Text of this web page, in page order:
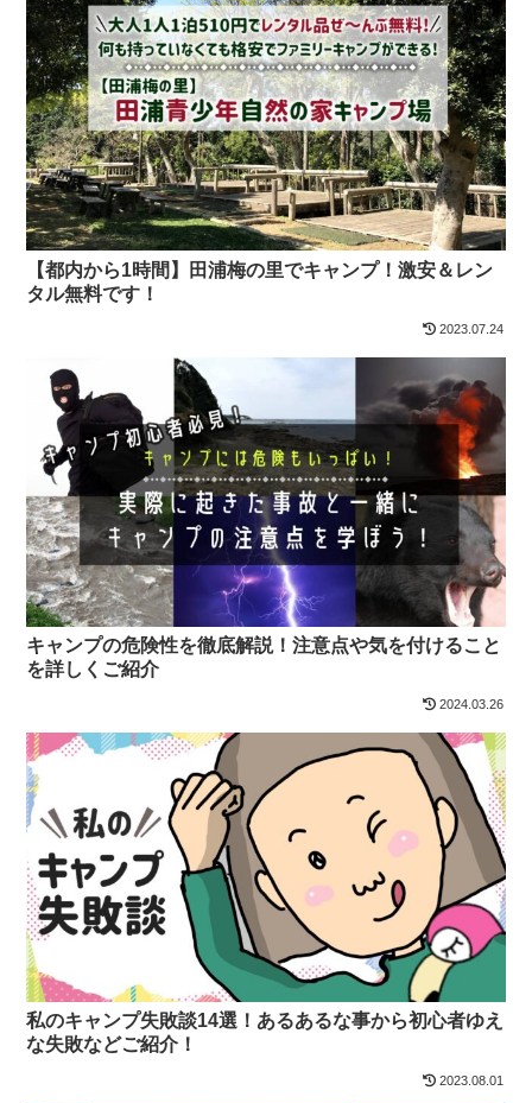
【都内から1時間】田浦梅の里でキャンプ！激安＆レン
タル無料です！
2023.07.24
キャンプの危険性を徹底解説！注意点や気を付けること
を詳しくご紹介
2024.03.26
私のキャンプ失敗談14選！あるあるな事から初心者ゆえ
な失敗などご紹介！
2023.08.01